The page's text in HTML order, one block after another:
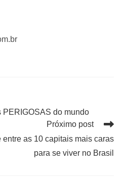
PERIGOSAS do mundo
Próximo post
as 10 capitais mais caras
para se viver no Brasil